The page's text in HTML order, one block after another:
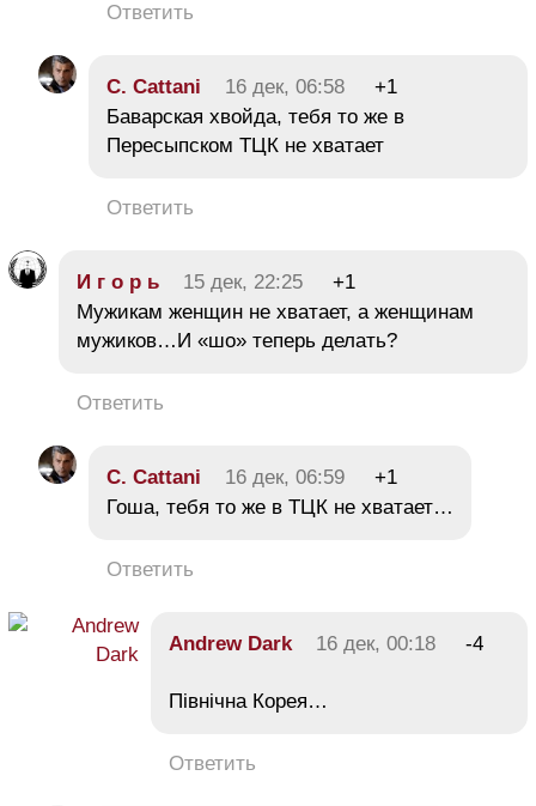
Ответить
C. Cattani 16 дек, 06:58
+1
Баварская хвойда, тебя то же в
Пересыпском ТЦК не хватает
Ответить
И г о р ь 15 дек, 22:25
+1
Мужикам женщин не хватает, а женщинам
мужиков…И «шо» теперь делать?
Ответить
C. Cattani 16 дек, 06:59
+1
Гоша, тебя то же в ТЦК не хватает…
Ответить
Andrew Dark 16 дек, 00:18 -4
Північна Корея…
Ответить